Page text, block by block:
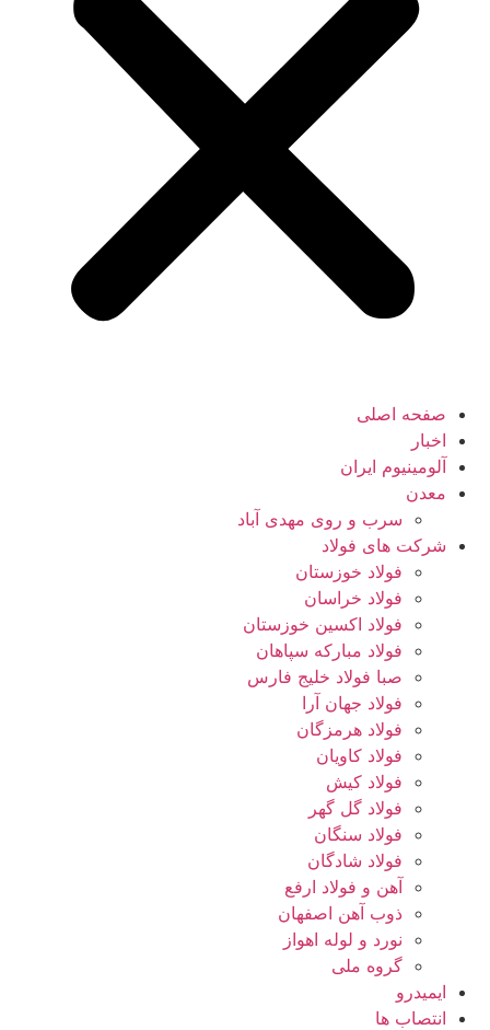
صفحه اصلی
اخبار
آلومینیوم ایران
معدن
سرب و روی مهدی آباد
شرکت های فولاد
فولاد خوزستان
فولاد خراسان
فولاد اکسین خوزستان
فولاد مبارکه سپاهان
صبا فولاد خلیج فارس
فولاد جهان آرا
فولاد هرمزگان
فولاد کاویان
فولاد کیش
فولاد گل گهر
فولاد سنگان
فولاد شادگان
آهن و فولاد ارفع
ذوب آهن اصفهان
نورد و لوله اهواز
گروه ملی
ایمیدرو
انتصاب ها